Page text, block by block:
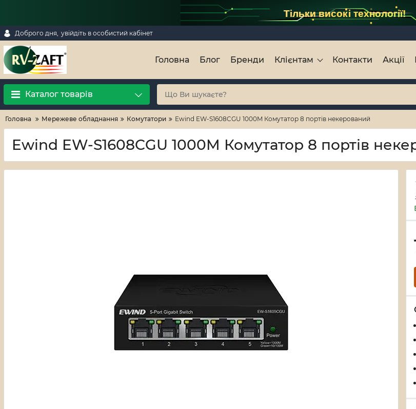
Тільки високі технології!
Доброго дня, увійдіть в особистий кабінет
Головна Блог Бренди Клієнтам Контакти Акції
Каталог товарів
Головна Мережеве обладнання Комутатори Ewind EW-S1608CGU 1000M Комутатор 8 портів некерований
Ewind EW-S1608CGU 1000M Комутатор 8 портів